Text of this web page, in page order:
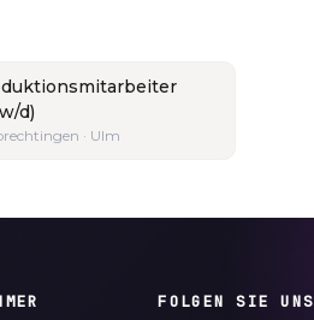
d)
· Ulm
FOLGEN SIE UNS